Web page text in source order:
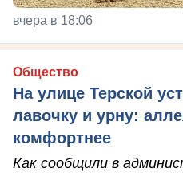
вчера в 18:06
Общество
На улице Терской
лавочку и урну:
комфортнее
Как сообщили в